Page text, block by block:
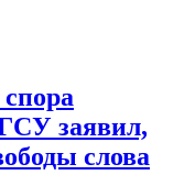
заявил,
слова